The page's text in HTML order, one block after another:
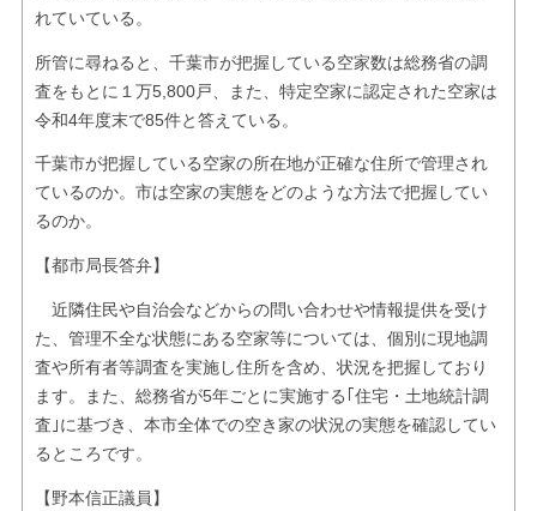
れていている。
所管に尋ねると、千葉市が把握している空家数は総務省の調
査をもとに１万5,800戸、また、特定空家に認定された空家は
令和4年度末で85件と答えている。
千葉市が把握している空家の所在地が正確な住所で管理され
ているのか。市は空家の実態をどのような方法で把握してい
るのか。
【都市局長答弁】
近隣住民や自治会などからの問い合わせや情報提供を受け
た、管理不全な状態にある空家等については、個別に現地調
査や所有者等調査を実施し住所を含め、状況を把握しており
ます。また、総務省が5年ごとに実施する｢住宅・土地統計調
査｣に基づき、本市全体での空き家の状況の実態を確認してい
るところです。
【野本信正議員】